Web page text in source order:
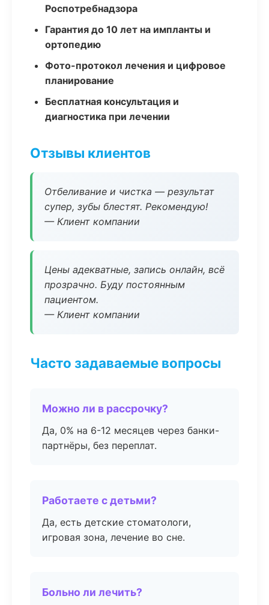
Роспотребнадзора
Гарантия до 10 лет на импланты и
ортопедию
Фото-протокол лечения и цифровое
планирование
Бесплатная консультация и
диагностика при лечении
Отзывы клиентов
Отбеливание и чистка — результат
супер, зубы блестят. Рекомендую!
— Клиент компании
Цены адекватные, запись онлайн, всё
прозрачно. Буду постоянным
пациентом.
— Клиент компании
Часто задаваемые вопросы
Можно ли в рассрочку?
Да, 0% на 6-12 месяцев через банки-
партнёры, без переплат.
Работаете с детьми?
Да, есть детские стоматологи,
игровая зона, лечение во сне.
Больно ли лечить?